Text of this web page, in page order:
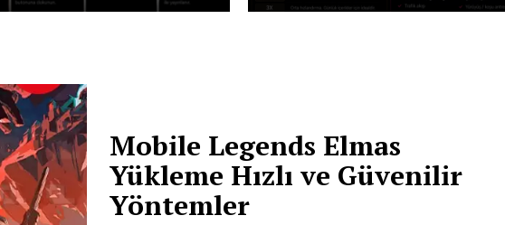
Mobile Legends Elmas
Yükleme Hızlı ve Güvenilir
Yöntemler